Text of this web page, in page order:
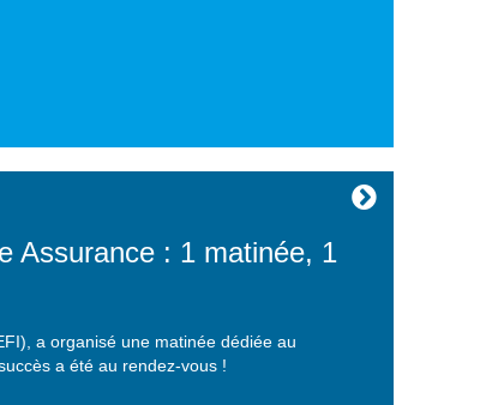
Assurance : 1 matinée, 1
a organisé une matinée dédiée au
a été au rendez-vous !